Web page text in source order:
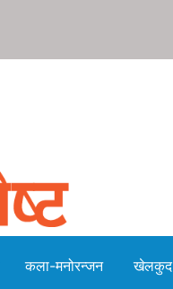
कला-मनोरन्जन खेलकुद